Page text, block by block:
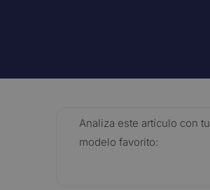
Ver todas
Analiza este artículo con tu
modelo favorito: